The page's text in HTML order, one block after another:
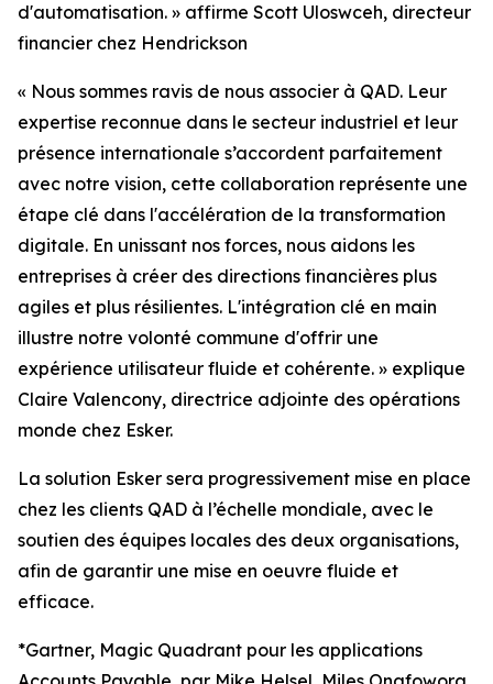
d'automatisation. » affirme Scott Uloswceh, directeur
financier chez Hendrickson
« Nous sommes ravis de nous associer à QAD. Leur
expertise reconnue dans le secteur industriel et leur
présence internationale s’accordent parfaitement
avec notre vision, cette collaboration représente une
étape clé dans l'accélération de la transformation
digitale. En unissant nos forces, nous aidons les
entreprises à créer des directions financières plus
agiles et plus résilientes. L'intégration clé en main
illustre notre volonté commune d'offrir une
expérience utilisateur fluide et cohérente. » explique
Claire Valencony, directrice adjointe des opérations
monde chez Esker.
La solution Esker sera progressivement mise en place
chez les clients QAD à l’échelle mondiale, avec le
soutien des équipes locales des deux organisations,
afin de garantir une mise en oeuvre fluide et
efficace.
*Gartner, Magic Quadrant pour les applications